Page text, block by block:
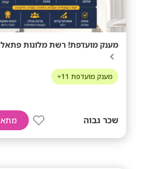
מענק מועדפת! רשת מלונות
מענק מועדפת 11+
שכר גבוה